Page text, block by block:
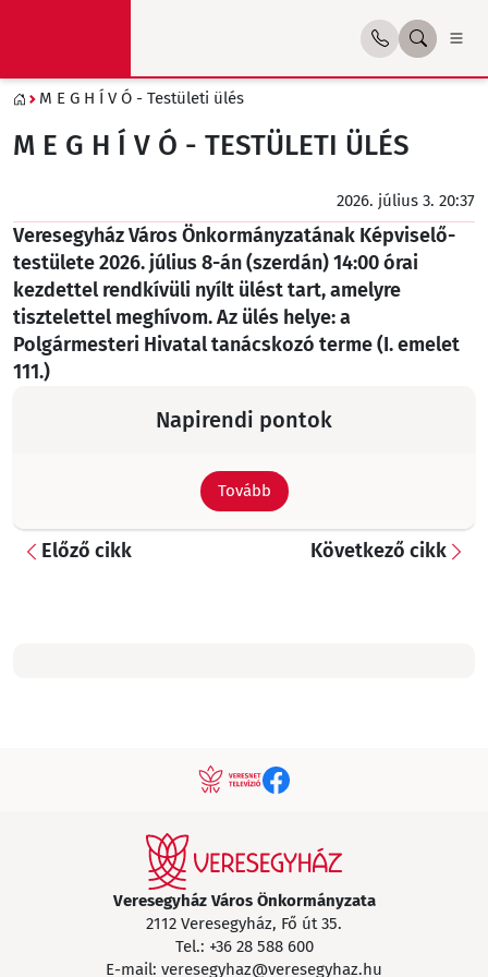
M E G H Í V Ó - Testületi ülés
M E G H Í V Ó - TESTÜLETI ÜLÉS
2026. július 3. 20:37
Veresegyház Város Önkormányzatának Képviselő-
testülete 2026. július 8-án (szerdán) 14:00 órai
kezdettel rendkívüli nyílt ülést tart, amelyre
tisztelettel meghívom. Az ülés helye: a
Polgármesteri Hivatal tanácskozó terme (I. emelet
111.)
Napirendi pontok
Tovább
Előző cikk Következő cikk
Veresegyház Város Önkormányzata
2112 Veresegyház, Fő út 35.
Tel.: +36 28 588 600
E-mail: veresegyhaz@veresegyhaz.hu